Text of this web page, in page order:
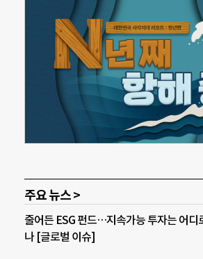
주요 뉴스 >
줄어든 ESG 펀드…지속가능 투자는 어디
나 [글로벌 이슈]